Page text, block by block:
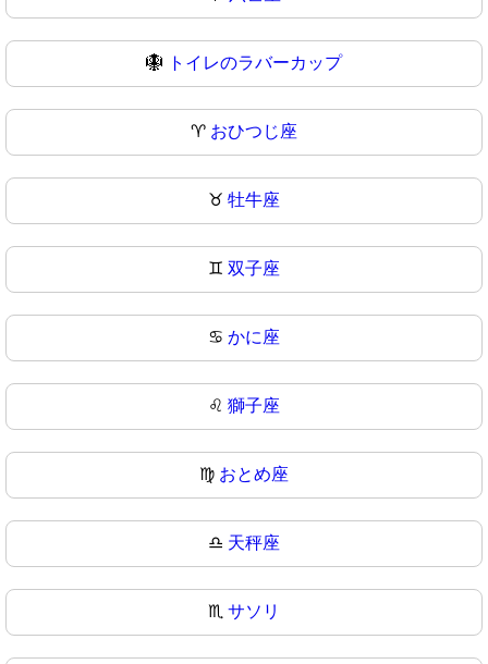
🪯 トイレのラバーカップ
♈ おひつじ座
♉ 牡牛座
♊ 双子座
♋ かに座
♌ 獅子座
♍ おとめ座
♎ 天秤座
♏ サソリ